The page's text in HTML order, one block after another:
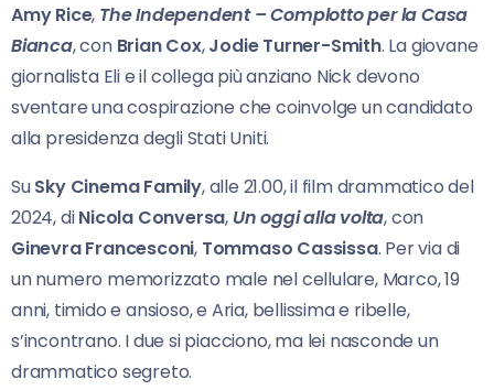
Amy Rice, The Independent –Complotto per la Casa
Bianca, con Brian Cox,Jodie Turner-Smith. La giovane
giornalista Eli e il collega più anziano Nick devono
sventare una cospirazione che coinvolge un candidato
alla presidenza degli Stati Uniti.
SuSky Cinema Family, alle 21.00, il film drammatico del
2024, diNicola Conversa, Un oggi allavolta, con
Ginevra Francesconi, Tommaso Cassissa. Per via di
un numero memorizzato male nel cellulare, Marco, 19
anni, timido e ansioso, e Aria, bellissima e ribelle,
s’incontrano. I due si piacciono, ma lei nasconde un
drammatico segreto.